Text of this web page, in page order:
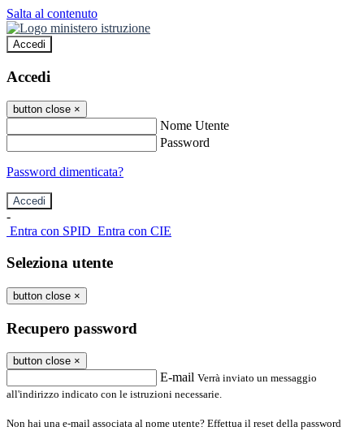
Salta al contenuto
Accedi
Accedi
button close ×
Nome Utente
Password
Password dimenticata?
-
Entra con SPID Entra con CIE
Seleziona utente
button close ×
Recupero password
button close ×
E-mail Verrà inviato un messaggio
all'indirizzo indicato con le istruzioni necessarie.
Non hai una e-mail associata al nome utente? Effettua il reset della password